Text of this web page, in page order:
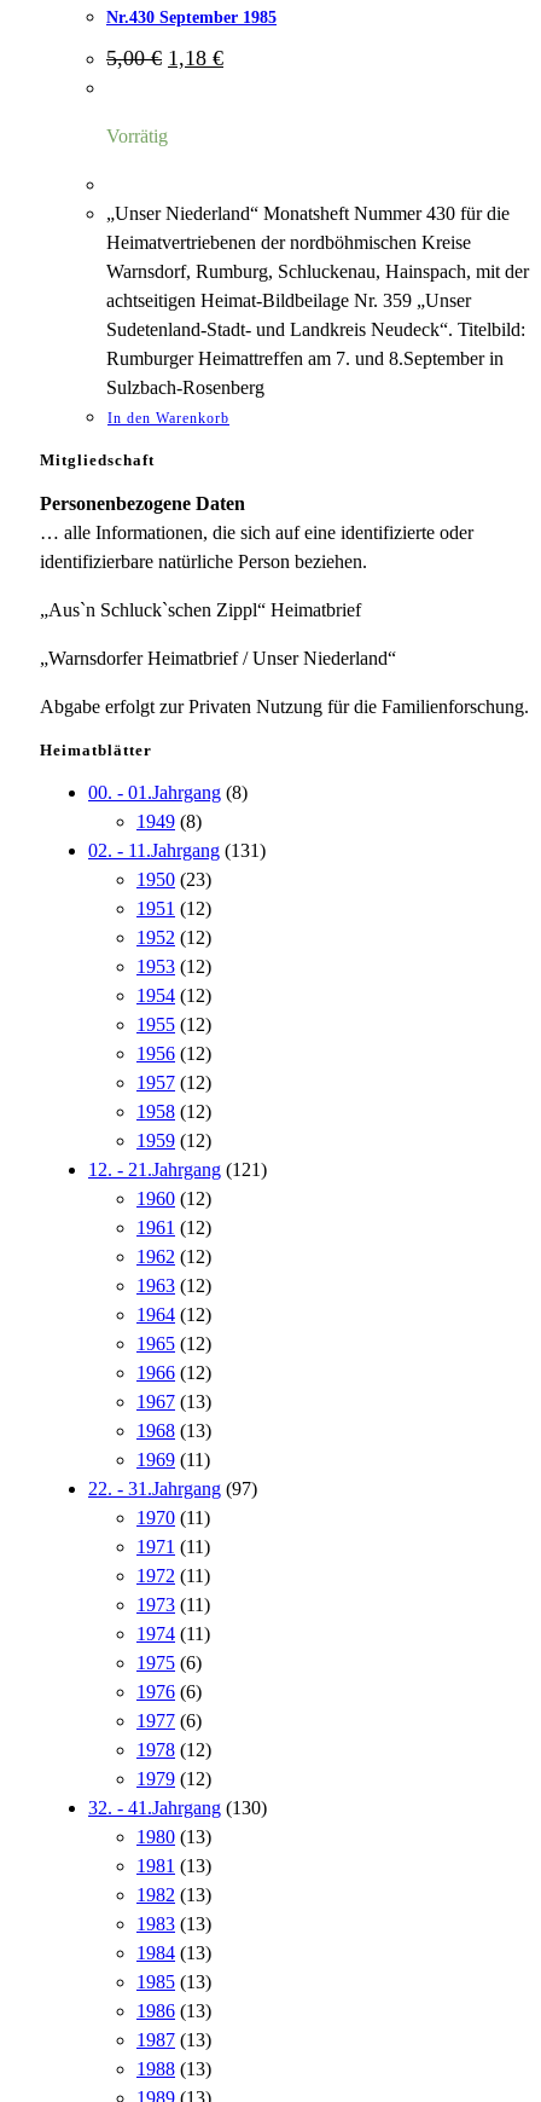
Nr.430 September 1985
5,00€ Ursprünglicher
Preis
1,18 €Aktueller
Vorrätig
„Unser Niederland“ Monatsheft Nummer 430 für die
Heimatvertriebenen der nordböhmischen Kreise
Warnsdorf, Rumburg, Schluckenau, Hainspach, mit der
achtseitigen Heimat-Bildbeilage Nr. 359 „Unser
Sudetenland-Stadt- und Landkreis Neudeck“. Titelbild:
Rumburger Heimattreffen am 7. und 8.September in
Sulzbach-Rosenberg
In den Warenkorb
Mitgliedschaft
Personenbezogene Daten
… alle Informationen, die sich auf eine identifizierte oder
identifizierbare natürliche Person beziehen.
„Aus`n Schluck`schen Zippl“ Heimatbrief
„Warnsdorfer Heimatbrief / Unser Niederland“
Abgabe erfolgt zur Privaten Nutzung für die Familienforschung.
Heimatblätter
00. - 01.Jahrgang (8)
1949 (8)
02. - 11.Jahrgang (131)
1950 (23)
1951 (12)
1952 (12)
1953 (12)
1954 (12)
1955 (12)
1956 (12)
1957 (12)
1958 (12)
1959 (12)
12. - 21.Jahrgang (121)
1960 (12)
1961 (12)
1962 (12)
1963 (12)
1964 (12)
1965 (12)
1966 (12)
1967 (13)
1968 (13)
1969 (11)
22. - 31.Jahrgang (97)
1970 (11)
1971 (11)
1972 (11)
1973 (11)
1974 (11)
1975 (6)
1976 (6)
1977 (6)
1978 (12)
1979 (12)
32. - 41.Jahrgang (130)
1980 (13)
1981 (13)
1982 (13)
1983 (13)
1984 (13)
1985 (13)
1986 (13)
1987 (13)
1988 (13)